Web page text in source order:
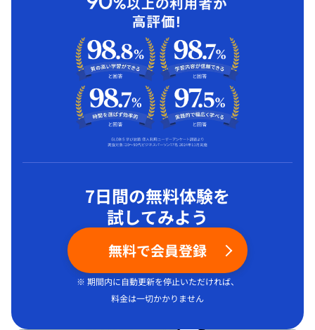
7日間の無料体験を
試してみよう
無料で会員登録
※ 期間内に自動更新を停止いただければ、
料金は一切かかりません